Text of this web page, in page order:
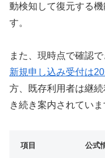
動検知して復元する
す。
また、現時点で確認
新規申し込み受付は
方、既存利用者は継続
き続き案内されていま
項目 公式